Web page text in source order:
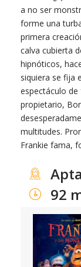
a no ser
forme una
primera
calva cubierta
hipnóticos,
siquiera se fija
espectáculo
propietario,
multitudes.
Frankie fama,
92